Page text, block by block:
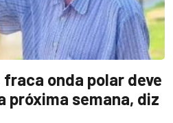
onda polar deve
próxima semana, diz